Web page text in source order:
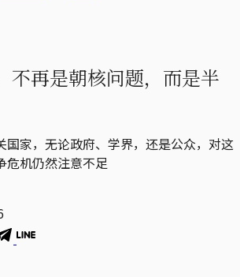
不再是朝核问题，而是半
国家，无论政府、学界，还是公众，对这
危机仍然注意不足